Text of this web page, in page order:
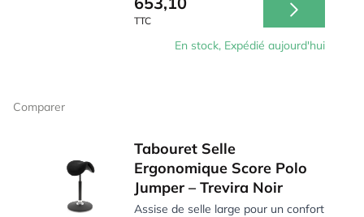
TTC
En stock, Expédié aujourd'hui
Comparer
Tabouret Selle
Ergonomique Score Polo
Jumper – Trevira Noir
Assise de selle large pour un confort